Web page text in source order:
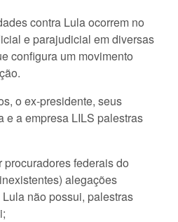
contra Lula ocorrem no
e parajudicial em diversas
configura um movimento
o ex-presidente, seus
e a empresa LILS palestras
federais do
alegações
não possui, palestras